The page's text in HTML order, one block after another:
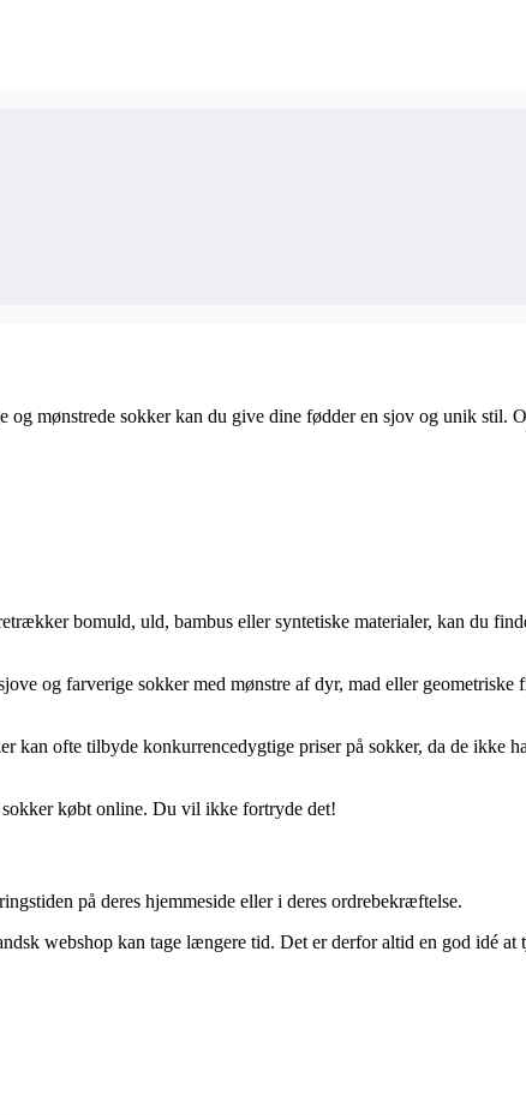
og mønstrede sokker kan du give dine fødder en sjov og unik stil.
bomuld, uld, bambus eller syntetiske materialer, kan du
og farverige sokker med mønstre af dyr, mad eller geometriske
ofte tilbyde konkurrencedygtige priser på sokker, da de ikke
sokker købt online. Du vil ikke fortryde det!
på deres hjemmeside eller i deres ordrebekræftelse.
webshop kan tage længere tid. Det er derfor altid en god idé at